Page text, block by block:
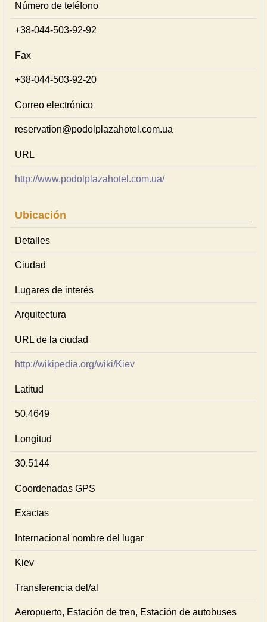
Número de teléfono
+38-044-503-92-92
Fax
+38-044-503-92-20
Correo electrónico
reservation@podolplazahotel.com.ua
URL
http://www.podolplazahotel.com.ua/
Ubicación
Detalles
Ciudad
Lugares de interés
Arquitectura
URL de la ciudad
http://wikipedia.org/wiki/Kiev
Latitud
50.4649
Longitud
30.5144
Coordenadas GPS
Exactas
Internacional nombre del lugar
Kiev
Transferencia del/al
Aeropuerto, Estación de tren, Estación de autobuses